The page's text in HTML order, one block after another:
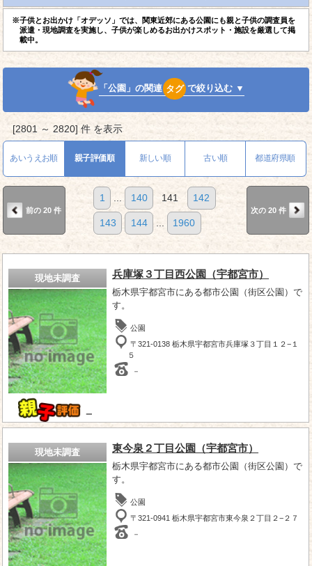
※子供とお出かけ「オデッソ」では、関東近郊にある公園にも親と子供の調査員を
派遣・現地調査を実施し、子供が楽しめるお出かけスポット・施設を厳選して掲
載中。
「公園」の関連 タグ で絞り込む ▼
[2801 ～ 2820] 件 を表示
あいうえお順 親子評価順 新しい順 古い順 都道府県順
前の 20 件
1 ... 140 141 142
143 144 ... 1960
次の 20 件
現地未調査
－
兵庫塚３丁目西公園（宇都宮市）
栃木県宇都宮市にある都市公園（街区公園）で
す。
公園
〒321-0138 栃木県宇都宮市兵庫塚３丁目１２−１
５
－
現地未調査 東今泉２丁目公園（宇都宮市）
栃木県宇都宮市にある都市公園（街区公園）で
す。
公園
〒321-0941 栃木県宇都宮市東今泉２丁目２−２７
－